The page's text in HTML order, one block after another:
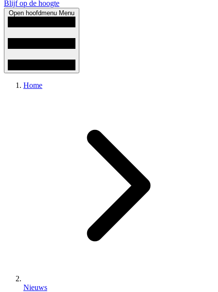
Blijf op de hoogte
Open hoofdmenu Menu
Home
Nieuws